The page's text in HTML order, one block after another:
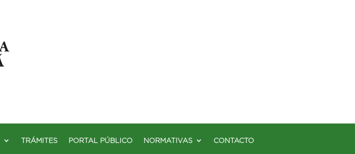
TRÁMITES PORTAL PÚBLICO NORMATIVAS CONTACTO